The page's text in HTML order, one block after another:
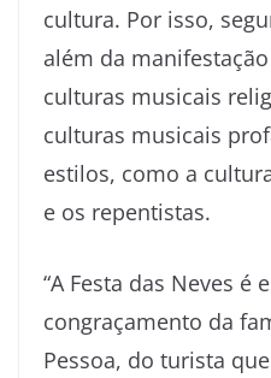
cultura. Por isso,
além da
culturas musicais
culturas musicais
estilos, como a
e os repentistas.
“A Festa das Neves é
congraçamento da
Pessoa, do turista